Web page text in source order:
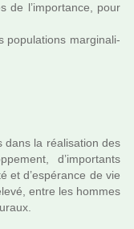
de l’impor­tance, pour
popu­la­tions mar­gi­na­li­
dans la réa­li­sa­tion des
d’impor­tants
et d’espé­rance de vie
entre les hommes